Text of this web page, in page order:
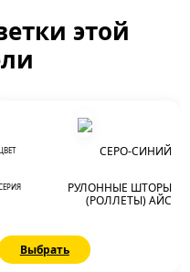
этой
СЕРО-СИНИЙ
РУЛОННЫЕ ШТОРЫ
(РОЛЛЕТЫ) АЙС
Выбрать